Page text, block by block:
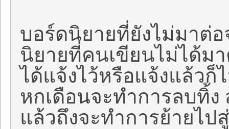
บอร์ดนิยายที่ยังไม่มาต่
นิยายที่คนเขียนไม่ได้ม
ได้แจ้งไว้หรือแจ้งแล้วก็
หกเดือนจะทำการลบทิ้
แล้วถึงจะทำการย้ายไ